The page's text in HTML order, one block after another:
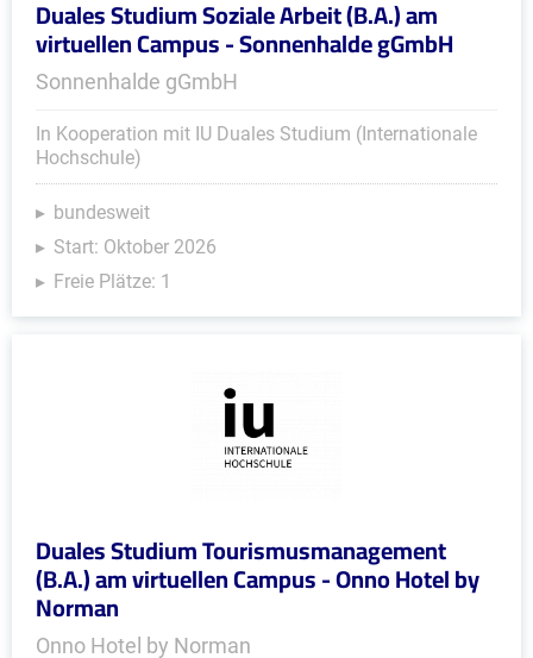
Duales Studium Soziale Arbeit (B.A.) am
virtuellen Campus - Sonnenhalde gGmbH
Sonnenhalde gGmbH
In Kooperation mit IU Duales Studium (Internationale
Hochschule)
bundesweit
Start: Oktober 2026
Freie Plätze: 1
Duales Studium Tourismusmanagement
(B.A.) am virtuellen Campus - Onno Hotel by
Norman
Onno Hotel by Norman